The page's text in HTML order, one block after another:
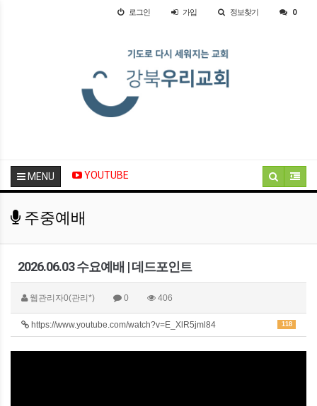
로그인 가입 정보찾기 0
MENU YOUTUBE
주중예배
2026.06.03 수요예배 | 데드포인트
웹관리자0(관리*) 0 406
118
https://www.youtube.com/watch?v=E_XlR5jml84